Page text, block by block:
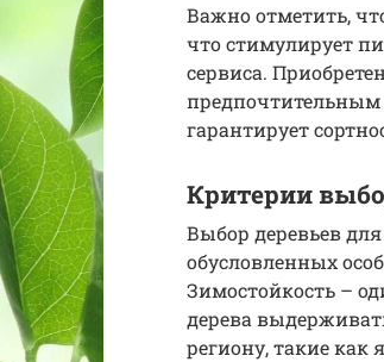
Важно отметить,
что стимулирует
сервиса.
предпочтительным
гарантирует
Критерии
Выбор деревьев
обусловленных
Зимостойкость –
дерева
региону, такие как